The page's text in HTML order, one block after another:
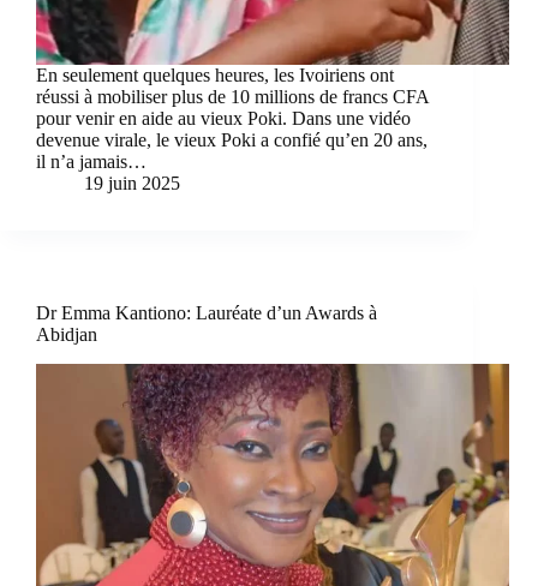
En seulement quelques heures, les Ivoiriens ont
réussi à mobiliser plus de 10 millions de francs CFA
pour venir en aide au vieux Poki. Dans une vidéo
devenue virale, le vieux Poki a confié qu’en 20 ans,
il n’a jamais…
19 juin 2025
Dr Emma Kantiono: Lauréate d’un Awards à
Abidjan